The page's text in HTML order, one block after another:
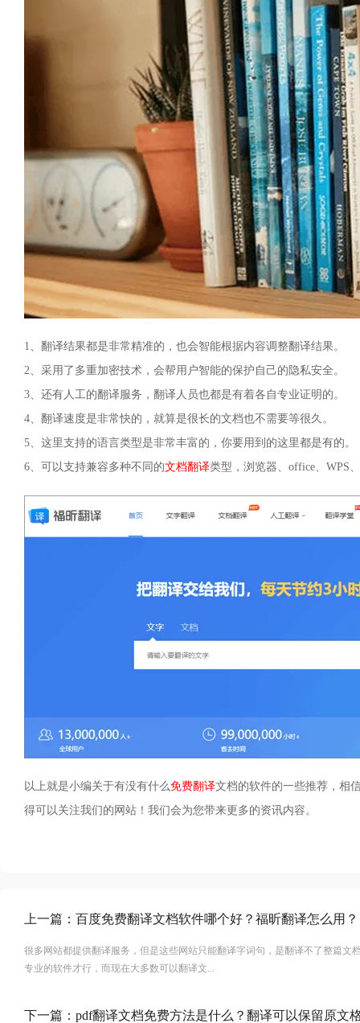
1、翻译结果都是非常精准的，也会智能根据内容调整翻译结果。
2、采用了多重加密技术，会帮用户智能的保护自己的隐私安全。
3、还有人工的翻译服务，翻译人员也都是有着各自专业证明的。
4、翻译速度是非常快的，就算是很长的文档也不需要等很久。
5、这里支持的语言类型是非常丰富的，你要用到的这里都是有的。
6、可以支持兼容多种不同的文档翻译类型，浏览器、office、WPS
以上就是小编关于有没有什么免费翻译文档的软件的一些推荐，相
得可以关注我们的网站！我们会为您带来更多的资讯内容。
上一篇： 百度免费翻译文档软件哪个好？福昕翻译怎么用？
很多网站都提供翻译服务，但是这些网站只能翻译字词句，是翻译不了整篇文
专业的软件才行，而现在大多数可以翻译文...
下一篇： pdf翻译文档免费方法是什么？翻译可以保留原文